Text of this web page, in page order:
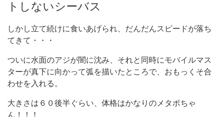
トしないシーバス
しかし立て続けに食いあげられ、だんだんスピードが落ち
てきて・・・
ついに水面のアジが闇に沈み、それと同時にモバイルマス
ターが真下に向かって弧を描いたところで、おもっくそ合
わせを入れる。
大きさは６０後半ぐらい、体格はかなりのメタボちゃ
ん！！！